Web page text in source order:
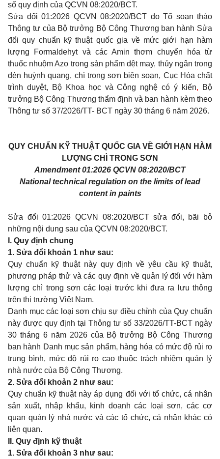
số quy định của QCVN 08:2020/BCT.
Sửa đổi 01:2026 QCVN 08:2020/BCT do Tổ soạn thảo
Thông tư của Bộ trưởng Bộ Công Thương ban hành Sửa
đổi quy chuẩn kỹ thuật quốc gia về mứcgiới hạn hàm
lượng Formaldehyt và các Amin thơm chuyển hóa từ
thuốc nhuộm Azo trong sản phẩm dệt may, thủy ngân trong
đèn huỳnh quang, chì trong sơn biên soạn, Cục Hóa chất
trình duyệt, Bộ Khoa học và Công nghệ có ý kiến, Bộ
trưởng Bộ Công Thương thẩm định và ban hành kèm theo
Thông tư số 37/2026/TT- BCT ngày 30 tháng 6 năm 2026.
QUY CHUẨN KỸ THUẬT QUỐC GIA VỀ GIỚI HẠN HÀM
LƯỢNG CHÌ TRONG SƠN
Amendment 01:2026 QCVN 08:2020/BCT
National technical regulation on the limits of lead
content in paints
Sửa đổi 01:2026 QCVN 08:2020/BCT sửa đổi, bãi bỏ
những nội dung sau của QCVN 08:2020/BCT.
I. Quy định chung
1. Sửa đổi khoản 1 như sau:
Quy chuẩn kỹ thuật này quy định về yêu cầu kỹ thuật,
phương pháp thử và các quy định về quản lý đối với hàm
lượng chì trong sơn các loại trước khi đưa ra lưu thông
trên thị trường Việt Nam.
Danh mục các loại sơn chịu sự điều chỉnh của Quy chuẩn
này được quy định tại Thông tư số 33/2026/TT-BCT ngày
30 tháng 6 năm 2026 của Bộ trưởng Bộ Công Thương
ban hành Danh mục sản phẩm, hàng hóa có mức độ rủi ro
trung bình, mức độ rủi ro cao thuộc trách nhiệm quản lý
nhà nước của Bộ Công Thương.
2. Sửa đổi khoản 2 như sau:
Quy chuẩn kỹ thuật này áp dụng đối với tổ chức, cá nhân
sản xuất, nhập khẩu, kinh doanh các loại sơn, các cơ
quan quản lý nhà nước và các tổ chức, cá nhân khác có
liên quan.
II. Quy định kỹ thuật
1. Sửa đổi khoản 3 như sau: